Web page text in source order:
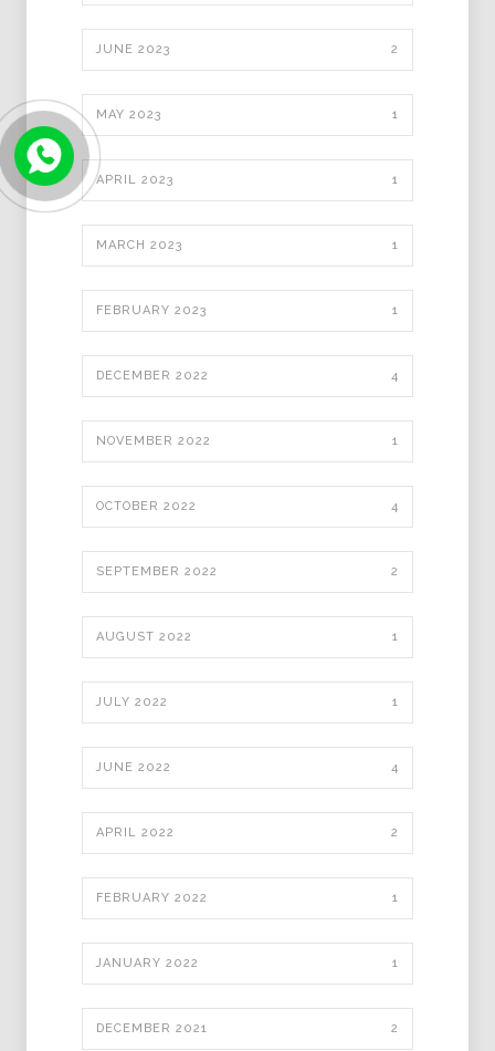
JUNE 2023 2
MAY 2023 1
APRIL 2023 1
MARCH 2023 1
FEBRUARY 2023 1
DECEMBER 2022 4
NOVEMBER 2022 1
OCTOBER 2022 4
SEPTEMBER 2022 2
AUGUST 2022 1
JULY 2022 1
JUNE 2022 4
APRIL 2022 2
FEBRUARY 2022 1
JANUARY 2022 1
DECEMBER 2021 2